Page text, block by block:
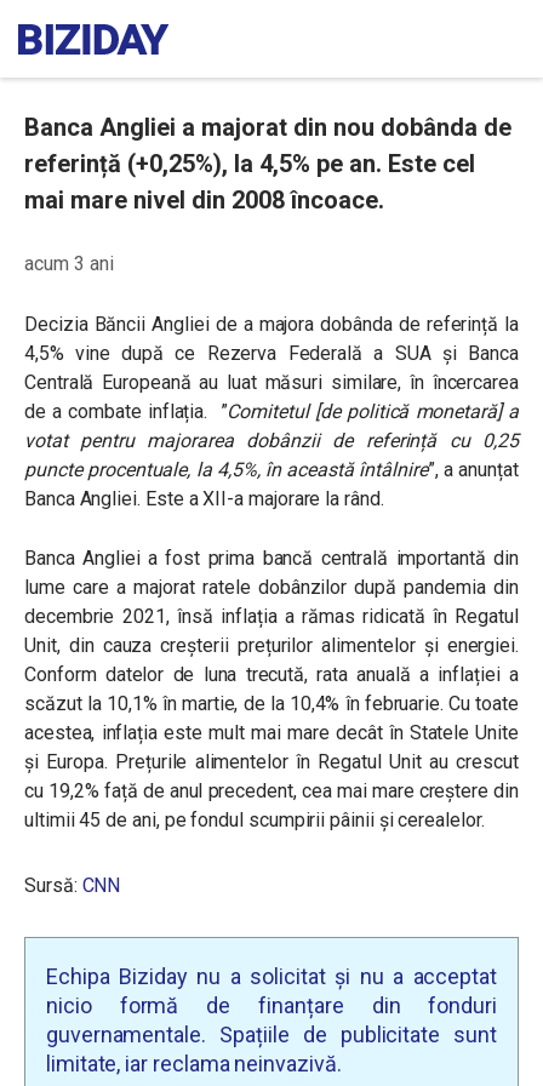
Banca Angliei a majorat din nou dobânda de
referință (+0,25%), la 4,5% pe an. Este cel
mai mare nivel din 2008 încoace.
acum 3 ani
Decizia Băncii Angliei de a majora dobânda de referință la
4,5% vine după ce Rezerva Federală a SUA și Banca
Centrală Europeană au luat măsuri similare, în încercarea
de a combate inflația. ”Comitetul [de politică monetară] a
votat pentru majorarea dobânzii de referință cu 0,25
puncte procentuale, la 4,5%, în această întâlnire”, a anunțat
Banca Angliei. Este a XII-a majorare la rând.
Banca Angliei a fost prima bancă centrală importantă din
lume care a majorat ratele dobânzilor după pandemia din
decembrie 2021, însă inflația a rămas ridicată în Regatul
Unit, din cauza creșterii prețurilor alimentelor și energiei.
Conform datelor de luna trecută, rata anuală a inflației a
scăzut la 10,1% în martie, de la 10,4% în februarie. Cu toate
acestea, inflația este mult mai mare decât în Statele Unite
și Europa. Prețurile alimentelor în Regatul Unit au crescut
cu 19,2% față de anul precedent, cea mai mare creștere din
ultimii 45 de ani, pe fondul scumpirii pâinii și cerealelor.
Sursă: CNN
Echipa Biziday nu a solicitat și nu a acceptat
nicio formă de finanțare din fonduri
guvernamentale. Spațiile de publicitate sunt
limitate, iar reclama neinvazivă.